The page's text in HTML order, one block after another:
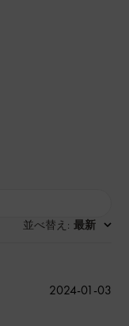
並べ替え : 最新
公
2024-01-03